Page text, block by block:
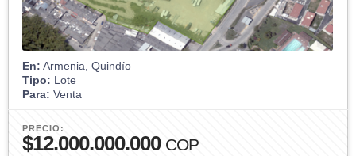
En: Armenia, Quindío
Tipo: Lote
Para: Venta
PRECIO:
$12.000.000.000 COP